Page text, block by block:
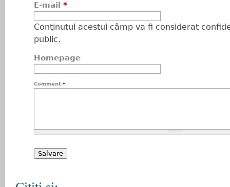
E-mail *
Conţinutul acestui câmp va fi considerat
public.
Homepage
Comment *